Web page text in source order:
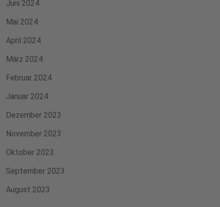
Juni 2024
Mai 2024
April 2024
März 2024
Februar 2024
Januar 2024
Dezember 2023
November 2023
Oktober 2023
September 2023
August 2023